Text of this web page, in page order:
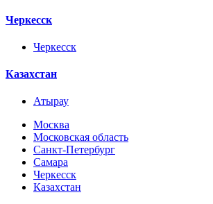
Черкесск
Черкесск
Казахстан
Атырау
Москва
Московская область
Санкт-Петербург
Самара
Черкесск
Казахстан